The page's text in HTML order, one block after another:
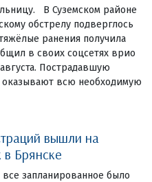
В Суземском районе
обстрелу подверглось
ранения получила
в своих соцсетях врио
Пострадавшую
всю необходимую
вышли на
Брянске
запланированное было